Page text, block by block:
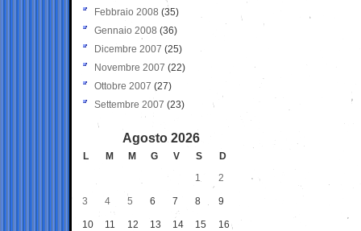
Febbraio 2008 (35)
Gennaio 2008 (36)
Dicembre 2007 (25)
Novembre 2007 (22)
Ottobre 2007 (27)
Settembre 2007 (23)
Agosto 2026
L M M G V S
D
1
2
3 4 5 6 7 8 9
10 11 12 13 14 15 16